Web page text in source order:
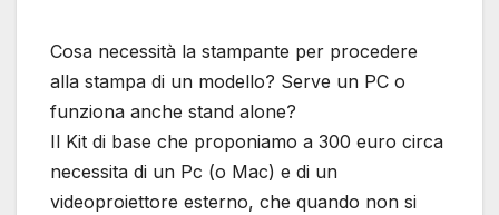
Cosa necessità la stampante per procedere
alla stampa di un modello? Serve un PC o
funziona anche stand alone?
Il Kit di base che proponiamo a 300 euro circa
necessita di un Pc (o Mac) e di un
videoproiettore esterno, che quando non si